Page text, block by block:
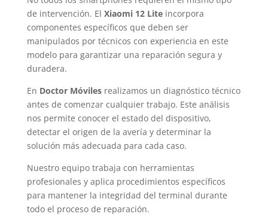
de intervención. El Xiaomi 12 Liteincorpora
componentes específicos que deben ser
manipulados por técnicos con experiencia en este
modelo para garantizar una reparación segura y
duradera.
En Doctor Móvilesrealizamos un diagnóstico técnico
antes de comenzar cualquier trabajo. Este análisis
nos permite conocer el estado del dispositivo,
detectar el origen de la avería y determinar la
solución más adecuada para cada caso.
Nuestro equipo trabaja con herramientas
profesionales y aplica procedimientos específicos
para mantener la integridad del terminal durante
todo el proceso de reparación.